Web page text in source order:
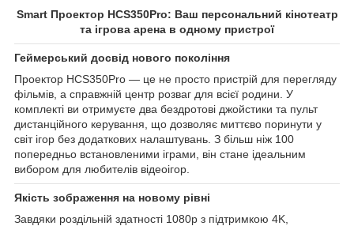
Smart Проектор HCS350Pro: Ваш персональний кінотеатр
та ігрова арена в одному пристрої
Геймерський досвід нового покоління
Проектор HCS350Pro — це не просто пристрій для перегляду
фільмів, а справжній центр розваг для всієї родини. У
комплекті ви отримуєте два бездротові джойстики та пульт
дистанційного керування, що дозволяє миттєво поринути у
світ ігор без додаткових налаштувань. З більш ніж 100
попередньо встановленими іграми, він стане ідеальним
вибором для любителів відеоігор.
Якість зображення на новому рівні
Завдяки роздільній здатності 1080p з підтримкою 4K,